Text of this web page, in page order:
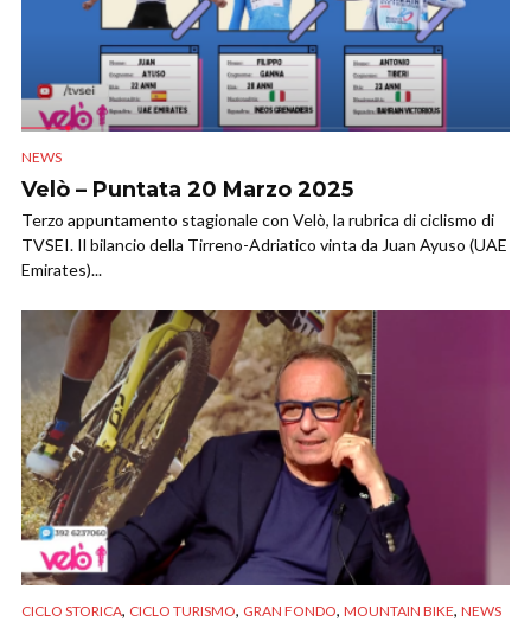
NEWS
Velò – Puntata 20 Marzo 2025
Terzo appuntamento stagionale con Velò, la rubrica di ciclismo di
TVSEI. Il bilancio della Tirreno-Adriatico vinta da Juan Ayuso (UAE
Emirates)...
CICLO STORICA, CICLO TURISMO, GRAN FONDO, MOUNTAIN BIKE, NEWS